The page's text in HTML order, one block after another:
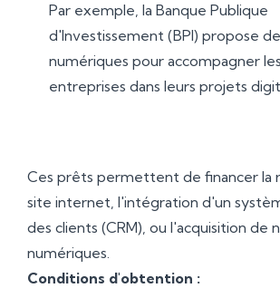
Par exemple, la Banque Publique
d'Investissement (BPI) propose
numériques pour accompagner les
entreprises dans leurs projets
Ces prêts permettent de financer la
site internet, l'intégration d'un
des clients (CRM), ou l'acquisition de
numériques.
Conditions d'obtention :